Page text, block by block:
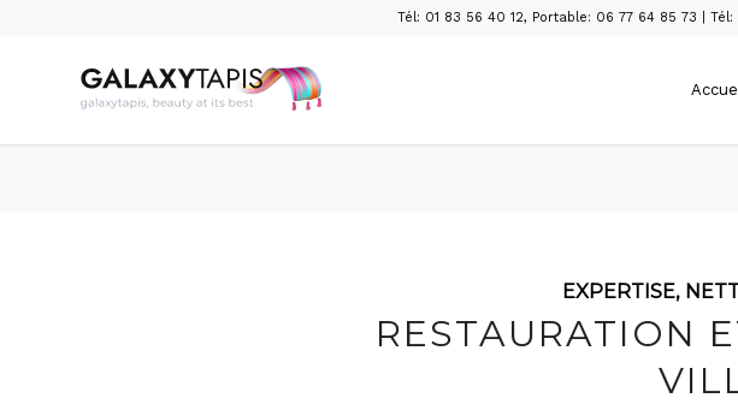
Tél: 01 83 56 40 12, Portable: 06 77 64 85 73
EXPERTISE,
RESTAURATION